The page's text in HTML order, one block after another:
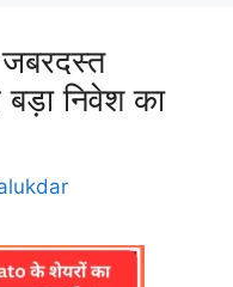
निवेश का